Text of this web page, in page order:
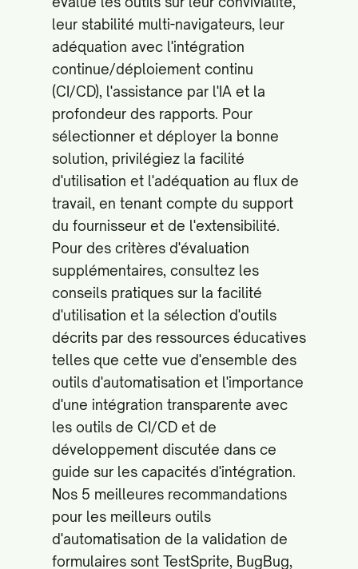
leur stabilité multi-navigateurs, leur
adéquation avec l'intégration
continue/déploiement continu
(CI/CD), l'assistance par l'IA et la
profondeur des rapports. Pour
sélectionner et déployer la bonne
solution, privilégiez la facilité
d'utilisation et l'adéquation au flux de
travail, en tenant compte du support
du fournisseur et de l'extensibilité.
Pour des critères d'évaluation
supplémentaires, consultez les
conseils pratiques sur la facilité
d'utilisation et la sélection d'outils
décrits par des ressources éducatives
telles que cette vue d'ensemble des
outils d'automatisation et l'importance
d'une intégration transparente avec
les outils de CI/CD et de
développement discutée dans ce
guide sur les capacités d'intégration.
Nos 5 meilleures recommandations
pour les meilleurs outils
d'automatisation de la validation de
formulaires sont TestSprite, BugBug,